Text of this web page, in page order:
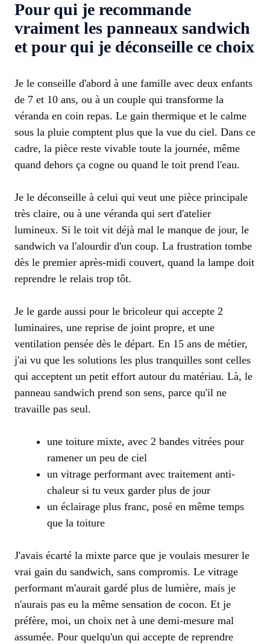
Pour qui je recommande
vraiment les panneaux sandwich
et pour qui je déconseille ce choix
Je le conseille d'abord à une famille avec deux enfants
de 7 et 10 ans, ou à un couple qui transforme la
véranda en coin repas. Le gain thermique et le calme
sous la pluie comptent plus que la vue du ciel. Dans ce
cadre, la pièce reste vivable toute la journée, même
quand dehors ça cogne ou quand le toit prend l'eau.
Je le déconseille à celui qui veut une pièce principale
très claire, ou à une véranda qui sert d'atelier
lumineux. Si le toit vit déjà mal le manque de jour, le
sandwich va l'alourdir d'un coup. La frustration tombe
dès le premier après-midi couvert, quand la lampe doit
reprendre le relais trop tôt.
Je le garde aussi pour le bricoleur qui accepte 2
luminaires, une reprise de joint propre, et une
ventilation pensée dès le départ. En 15 ans de métier,
j'ai vu que les solutions les plus tranquilles sont celles
qui acceptent un petit effort autour du matériau. Là, le
panneau sandwich prend son sens, parce qu'il ne
travaille pas seul.
une toiture mixte, avec 2 bandes vitrées pour
ramener un peu de ciel
un vitrage performant avec traitement anti-
chaleur si tu veux garder plus de jour
un éclairage plus franc, posé en même temps
que la toiture
J'avais écarté la mixte parce que je voulais mesurer le
vrai gain du sandwich, sans compromis. Le vitrage
performant m'aurait gardé plus de lumière, mais je
n'aurais pas eu la même sensation de cocon. Et je
préfère, moi, un choix net à une demi-mesure mal
assumée. Pour quelqu'un qui accepte de reprendre